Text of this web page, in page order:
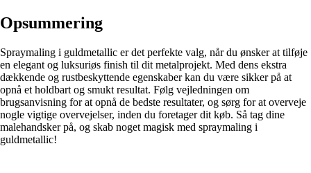
Opsummering
Spraymaling i guldmetallic er det perfekte valg, når du ønsker at tilføje
en elegant og luksuriøs finish til dit metalprojekt. Med dens ekstra
dækkende og rustbeskyttende egenskaber kan du være sikker på at
opnå et holdbart og smukt resultat. Følg vejledningen om
brugsanvisning for at opnå de bedste resultater, og sørg for at overveje
nogle vigtige overvejelser, inden du foretager dit køb. Så tag dine
malehandsker på, og skab noget magisk med spraymaling i
guldmetallic!